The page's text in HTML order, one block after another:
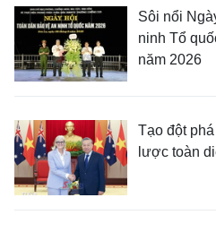
Sôi nổi
ninh Tổ
năm 2026
Tạo đột
lược toàn